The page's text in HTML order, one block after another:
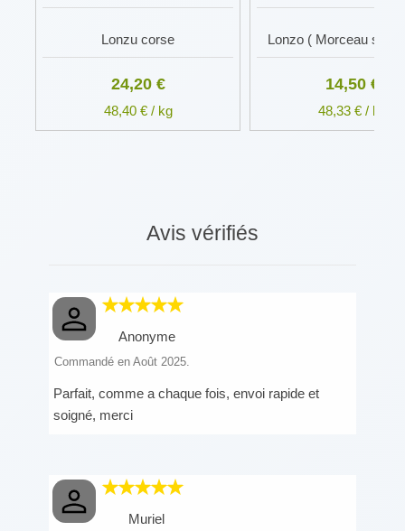
Lonzu corse
24,20 €
48,40 € / kg
Lonzo ( Morceau sous
14,50 €
48,33 € / kg
Avis vérifiés
Anonyme
Commandé en Août 2025.
Parfait, comme a chaque fois, envoi rapide et
soigné, merci
Muriel